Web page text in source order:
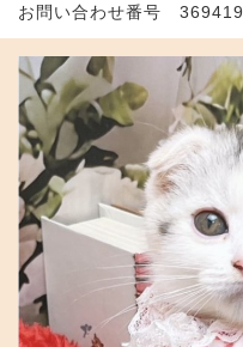
お問い合わせ番号 369419